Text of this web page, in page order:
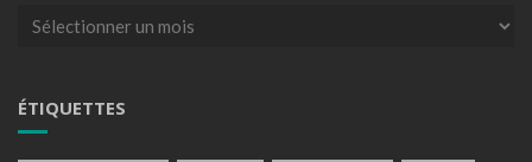
Archives
ÉTIQUETTES